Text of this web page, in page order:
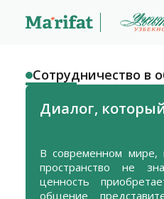
Сотрудничество в
Диалог,
В современном мире,
пространство не
ценность
общение